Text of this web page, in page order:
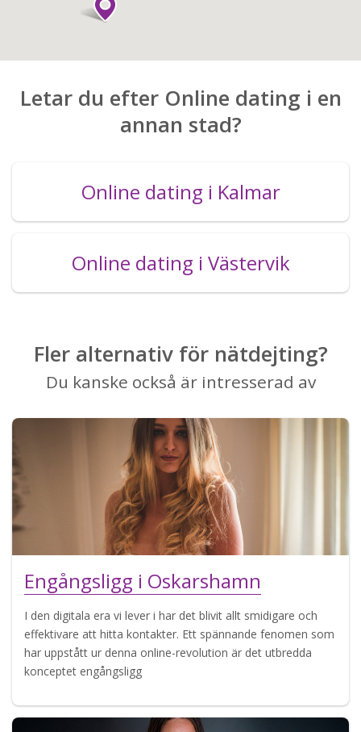
Letar du efter Online dating i en
annan stad?
Online dating i Kalmar
Online dating i Västervik
Fler alternativ för nätdejting?
Du kanske också är intresserad av
Engångsligg i Oskarshamn
I den digitala era vi lever i har det blivit allt smidigare och
effektivare att hitta kontakter. Ett spännande fenomen som
har uppstått ur denna online-revolution är det utbredda
konceptet engångsligg